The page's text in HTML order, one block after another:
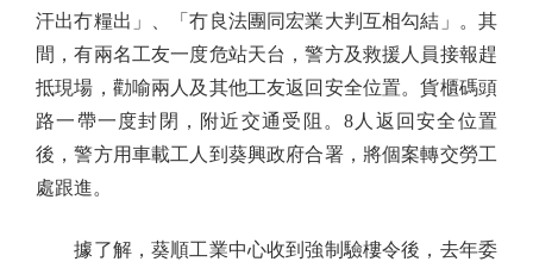
汗出冇糧出」、「冇良法團同宏業大判互相勾結」。其
間，有兩名工友一度危站天台，警方及救援人員接報趕
抵現場，勸喻兩人及其他工友返回安全位置。貨櫃碼頭
路一帶一度封閉，附近交通受阻。8人返回安全位置
後，警方用車載工人到葵興政府合署，將個案轉交勞工
處跟進。
據了解，葵順工業中心收到強制驗樓令後，去年委